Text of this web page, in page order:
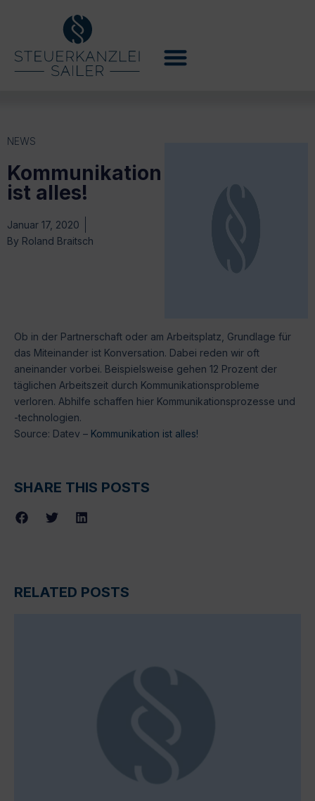
NEWS
Kommunikation
ist alles!
Januar 17, 2020
By Roland Braitsch
Ob in der Partnerschaft oder am Arbeitsplatz, Grundlage für
das Miteinander ist Konversation. Dabei reden wir oft
aneinander vorbei. Beispielsweise gehen 12 Prozent der
täglichen Arbeitszeit durch Kommunikationsprobleme
verloren. Abhilfe schaffen hier Kommunikationsprozesse und
-technologien.
Source: Datev – Kommunikation ist alles!
SHARE THIS POSTS
RELATED POSTS